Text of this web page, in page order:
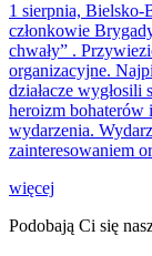
1 sierpnia, Bielsko-
członkowie
chwały” .
organizacyjne.
działacze
heroizm bohaterów
wydarzenia.
zainteresowaniem
więcej
Podobają Ci się